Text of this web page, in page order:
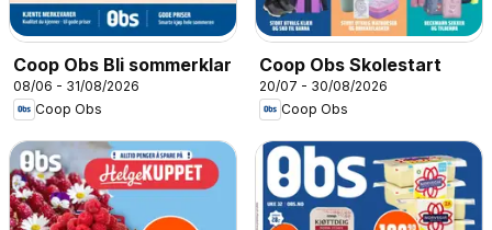
Coop Obs Bli sommerklar
08/06 - 31/08/2026
Coop Obs
Coop Obs Skolestart
20/07 - 30/08/2026
Coop Obs